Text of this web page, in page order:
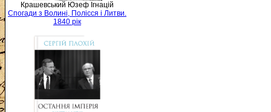
Крашевський Юзеф Ігнацій
Спогади з Волині, Полісся і Литви.
1840 рік